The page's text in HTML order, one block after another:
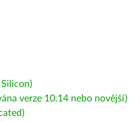
verze 10.14 nebo novější)